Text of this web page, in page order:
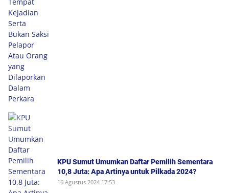
KPU Sumut Umumkan Daftar Pemilih Sementara
10,8 Juta: Apa Artinya untuk Pilkada 2024?
16 Agustus 2024 17:53